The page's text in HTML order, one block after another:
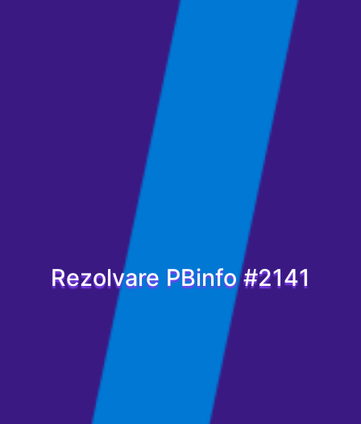
Rezolvare PBinfo #2141